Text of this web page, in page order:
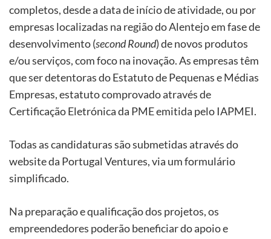
completos, desde a data de início de atividade, ou por
empresas localizadas na região do Alentejo em fase de
desenvolvimento (second Round) de novos produtos
e/ou serviços, com foco na inovação. As empresas têm
que ser detentoras do Estatuto de Pequenas e Médias
Empresas, estatuto comprovado através de
Certificação Eletrónica da PME emitida pelo IAPMEI.
Todas as candidaturas são submetidas através do
website da Portugal Ventures, via um formulário
simplificado.
Na preparação e qualificação dos projetos, os
empreendedores poderão beneficiar do apoio e